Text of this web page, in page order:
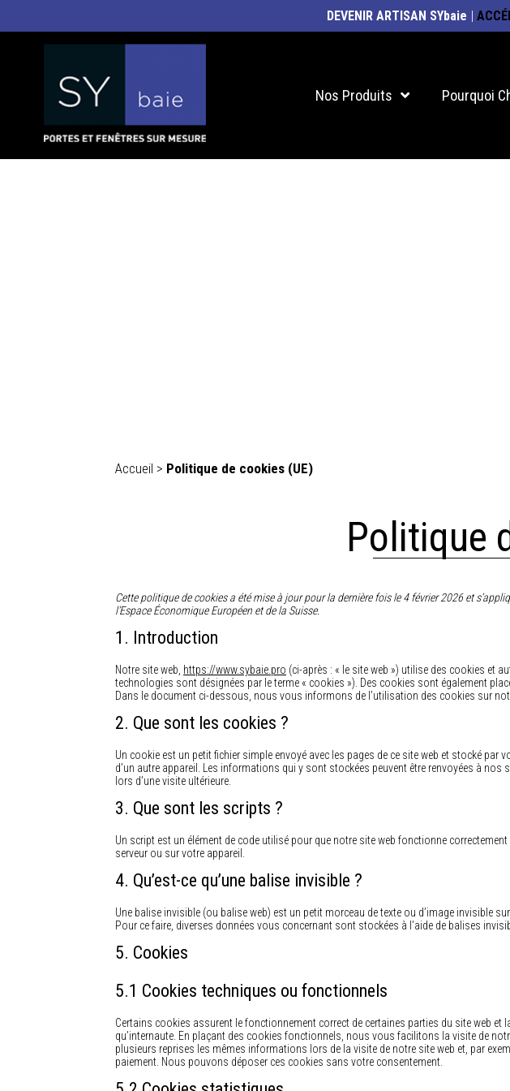
DEVENIR ARTISAN SYbaie |
Nos Produits Pourquoi
Accueil > Politique de cookies (UE)
Politique
Cette politique de cookies a été mise à jour pour la dernière fois le 4 février 2026 et
l’Espace Économique Européen et de la Suisse.
1. Introduction
Notre site web, https://www.sybaie.pro (ci-après : « le site web ») utilise des cookies et
technologies sont désignées par le terme « cookies »). Des cookies sont également
Dans le document ci-dessous, nous vous informons de l’utilisation des cookies sur
2. Que sont les cookies ?
Un cookie est un petit fichier simple envoyé avec les pages de ce site web et stocké par
d’un autre appareil. Les informations qui y sont stockées peuvent être renvoyées à nos
lors d’une visite ultérieure.
3. Que sont les scripts ?
Un script est un élément de code utilisé pour que notre site web fonctionne
serveur ou sur votre appareil.
4. Qu’est-ce qu’une balise invisible ?
Une balise invisible (ou balise web) est un petit morceau de texte ou d’image invisible
Pour ce faire, diverses données vous concernant sont stockées à l’aide de balises
5. Cookies
5.1 Cookies techniques ou fonctionnels
Certains cookies assurent le fonctionnement correct de certaines parties du site web et
qu’internaute. En plaçant des cookies fonctionnels, nous vous facilitons la visite de
plusieurs reprises les mêmes informations lors de la visite de notre site web et, par
paiement. Nous pouvons déposer ces cookies sans votre consentement.